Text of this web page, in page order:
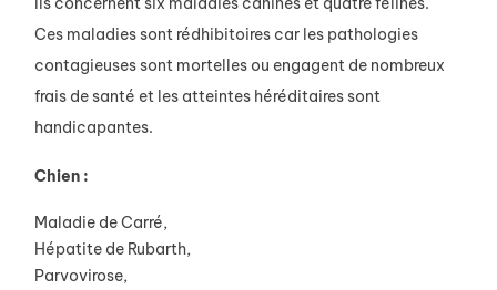
Ces maladies sont rédhibitoires car les pathologies
contagieuses sont mortelles ou engagent de nombreux
frais de santé et les atteintes héréditaires sont
handicapantes.
Chien :
Maladie de Carré,
Hépatite de Rubarth,
Parvovirose,